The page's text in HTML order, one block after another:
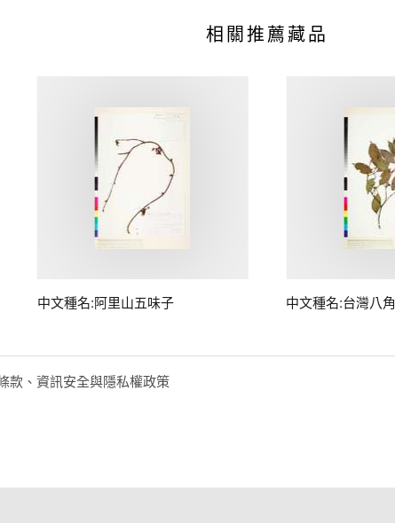
相關推薦藏品
中文種名:阿里山五味子 中文種名:台灣八角
款、資訊安全與隱私權政策